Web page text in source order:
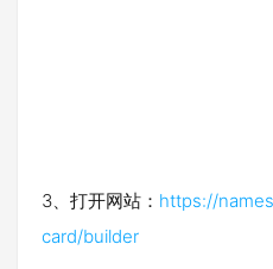
3、打开网站： https://
card/builder